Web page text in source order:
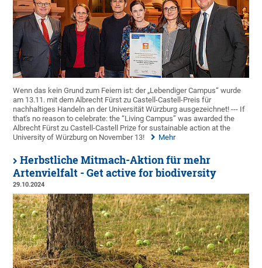
Wenn das kein Grund zum Feiern ist: der „Lebendiger Campus“ wurde
am 13.11. mit dem Albrecht Fürst zu Castell-Castell-Preis für
nachhaltiges Handeln an der Universität Würzburg ausgezeichnet! --- If
that's no reason to celebrate: the “Living Campus” was awarded the
Albrecht Fürst zu Castell-Castell Prize for sustainable action at the
University of Würzburg on November 13!
Mehr
Herbstliche Mitmach-Aktion für mehr
Artenvielfalt - Get active for biodiversity
29.10.2024